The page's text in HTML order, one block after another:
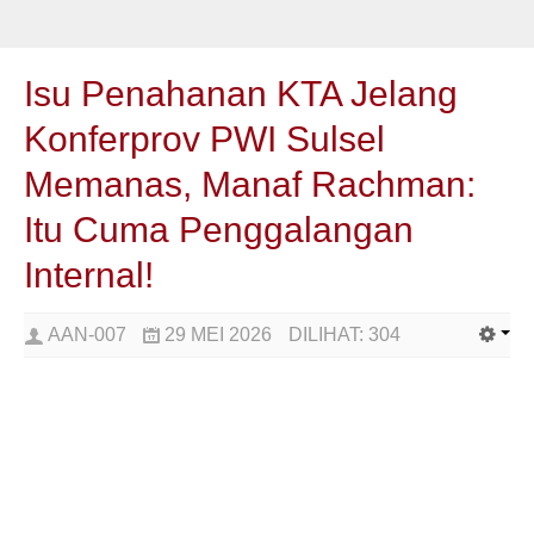
Isu Penahanan KTA Jelang
Konferprov PWI Sulsel
Memanas, Manaf Rachman:
Itu Cuma Penggalangan
Internal!
AAN-007 29 MEI 2026 DILIHAT: 304